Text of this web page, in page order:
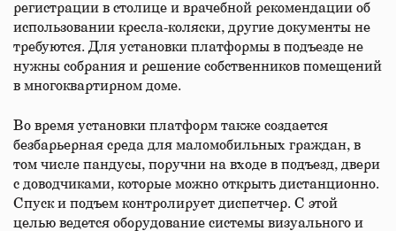
регистрации в столице и врачебной рекомендации об
использовании кресла-коляски, другие документы не
требуются. Для установки платформы в подъезде не
нужны собрания и решение собственников помещений
в многоквартирном доме.
Во время установки платформ также создается
безбарьерная среда для маломобильных граждан, в
том числе пандусы, поручни на входе в подъезд, двери
с доводчиками, которые можно открыть дистанционно.
Спуск и подъем контролирует диспетчер. С этой
целью ведется оборудование системы визуального и